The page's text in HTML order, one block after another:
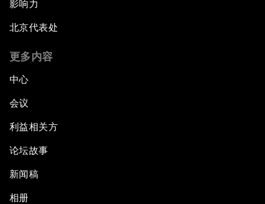
影响力
北京代表处
更多内容
中心
会议
利益相关方
论坛故事
新闻稿
相册